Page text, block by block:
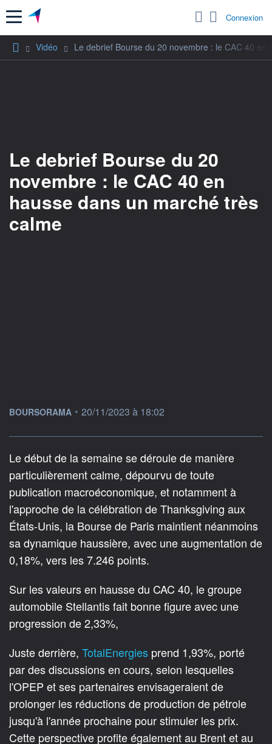
Menu Connexion
Vidéo Le debrief Bourse du 20 novembre : le CAC 40
Le debrief Bourse du 20
novembre : le CAC 40 en
hausse dans un marché très
calme
information fournie par
BOURSORAMA • 20/11/2023 à 18:02
Le début de la semaine se déroule de manière
particulièrement calme, dépourvu de toute
publication macroéconomique, et notamment à
l'approche de la célébration de Thanksgiving aux
États-Unis, la Bourse de Paris maintient néanmoins
sa dynamique haussière, avec une augmentation de
0,18%, vers les 7.246 points.
Sur les valeurs en hausse du CAC 40, le groupe
automobile Stellantis fait bonne figure avec une
progression de 2,33%,
Juste derrière, TotalEnergies prend 1,93%, porté
par des discussions en cours, selon lesquelles
l'OPEP et ses partenaires envisageraient de
prolonger les réductions de production de pétrole
jusqu'à l'année prochaine pour stimuler les prix.
Cette perspective profite également au Brent et au